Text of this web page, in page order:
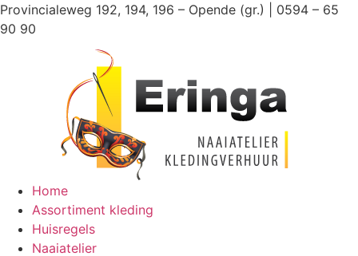
Ga
naar
Provincialeweg 192, 194, 196 – Opende (gr.) | 0594 – 65
90 90
Home
Assortiment kleding
Huisregels
Naaiatelier